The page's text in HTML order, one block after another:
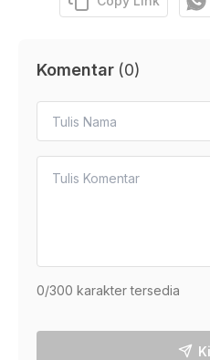
Komentar (0)
0/300 karakter tersedia